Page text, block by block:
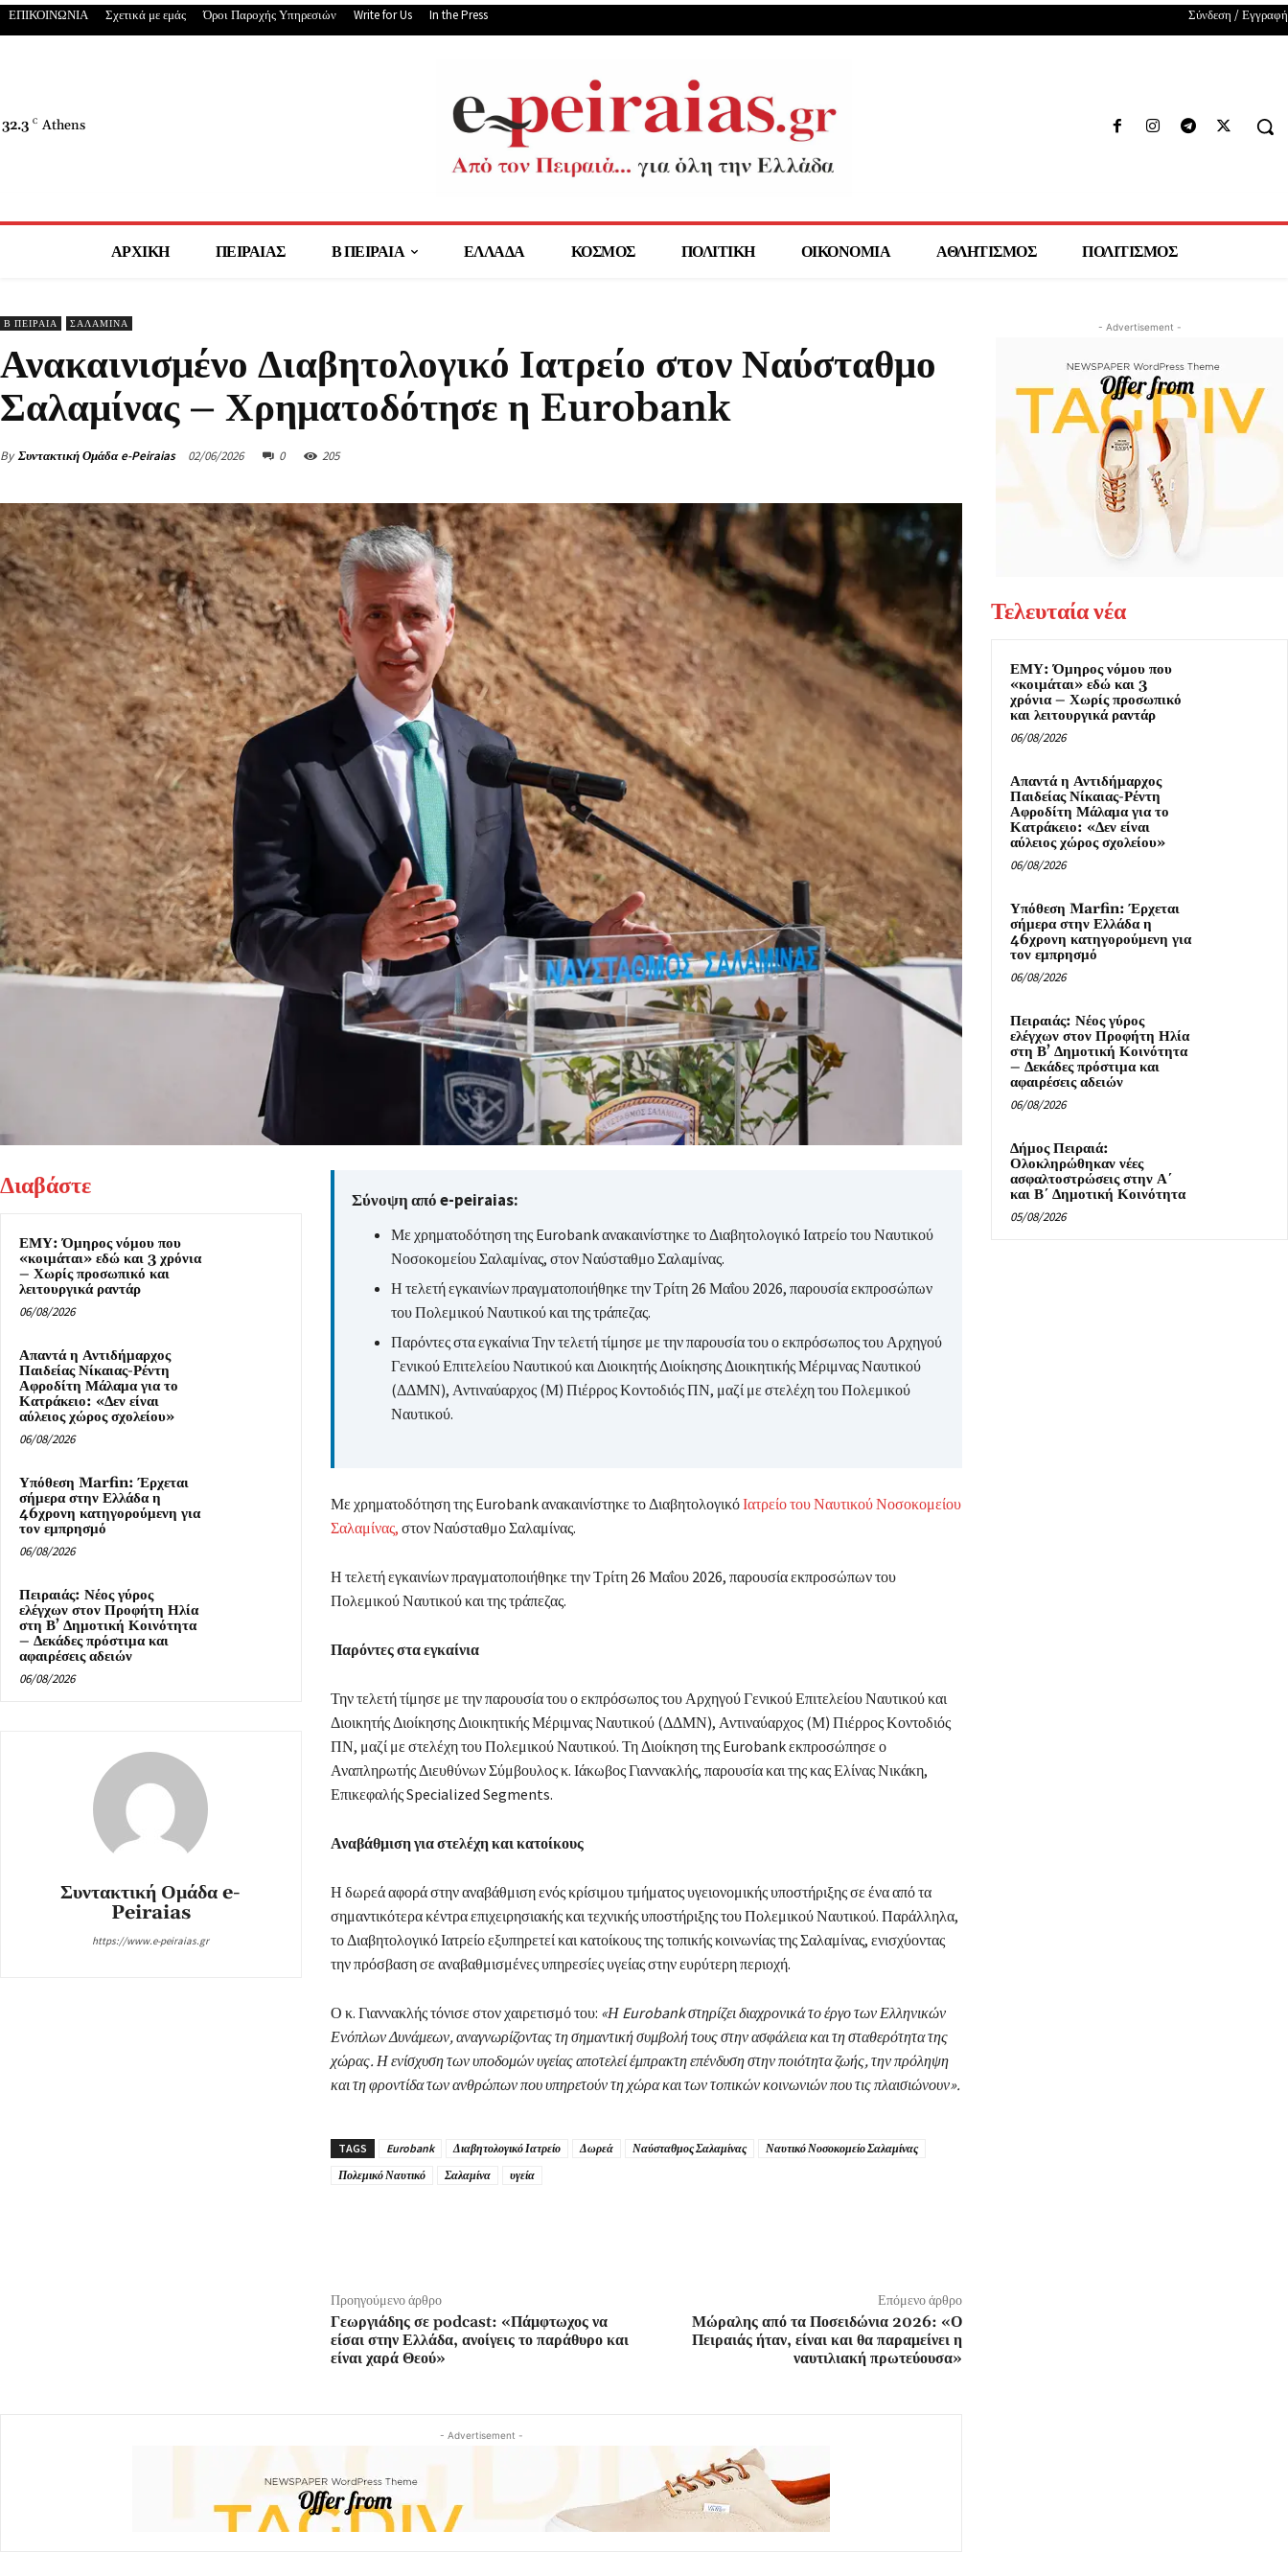
ΕΠΙΚΟΙΝΩΝΙΑ Σχετικά με εμάς Όροι Παροχής Υπηρεσιών Write for Us In the Press Σύνδεση / Εγγραφή
32.3 C Athens
ΑΡΧΙΚΗ ΠΕΙΡΑΙΑΣ Β ΠΕΙΡΑΙΑ ΕΛΛΑΔΑ ΚΟΣΜΟΣ ΠΟΛΙΤΙΚΗ ΟΙΚΟΝΟΜΙΑ ΑΘΛΗΤΙΣΜΟΣ ΠΟΛΙΤΙΣΜΟΣ
Β ΠΕΙΡΑΙΑ ΣΑΛΑΜΙΝΑ
Ανακαινισμένο Διαβητολογικό Ιατρείο στον Ναύσταθμο
Σαλαμίνας – Χρηματοδότησε η Eurobank
By Συντακτική Ομάδα e-Peiraias 02/06/2026 0 205
Διαβάστε
ΕΜΥ: Όμηρος νόμου που
«κοιμάται» εδώ και 3 χρόνια
– Χωρίς προσωπικό και
λειτουργικά ραντάρ
06/08/2026
Απαντά η Αντιδήμαρχος
Παιδείας Νίκαιας-Ρέντη
Αφροδίτη Μάλαμα για το
Κατράκειο: «Δεν είναι
αύλειος χώρος σχολείου»
06/08/2026
Υπόθεση Marfin: Έρχεται
σήμερα στην Ελλάδα η
46χρονη κατηγορούμενη για
τον εμπρησμό
06/08/2026
Πειραιάς: Νέος γύρος
ελέγχων στον Προφήτη Ηλία
στη Β’ Δημοτική Κοινότητα
– Δεκάδες πρόστιμα και
αφαιρέσεις αδειών
06/08/2026
Συντακτική Ομάδα e-
Peiraias
https://www.e-peiraias.gr
Σύνοψη από e-peiraias:
Με χρηματοδότηση της Eurobank ανακαινίστηκε το Διαβητολογικό Ιατρείο του Ναυτικού
Νοσοκομείου Σαλαμίνας, στον Ναύσταθμο Σαλαμίνας.
Η τελετή εγκαινίων πραγματοποιήθηκε την Τρίτη 26 Μαΐου 2026, παρουσία εκπροσώπων
του Πολεμικού Ναυτικού και της τράπεζας.
Παρόντες στα εγκαίνια Την τελετή τίμησε με την παρουσία του ο εκπρόσωπος του Αρχηγού
Γενικού Επιτελείου Ναυτικού και Διοικητής Διοίκησης Διοικητικής Μέριμνας Ναυτικού
(ΔΔΜΝ), Αντιναύαρχος (Μ) Πιέρρος Κοντοδιός ΠΝ, μαζί με στελέχη του Πολεμικού
Ναυτικού.
Με χρηματοδότηση της Eurobank ανακαινίστηκε το ΔιαβητολογικόΙατρείο του Ναυτικού Νοσοκομείου
Σαλαμίνας, στον Ναύσταθμο Σαλαμίνας.
Η τελετή εγκαινίων πραγματοποιήθηκε την Τρίτη 26 Μαΐου 2026, παρουσία εκπροσώπων του
Πολεμικού Ναυτικού και της τράπεζας.
Παρόντες στα εγκαίνια
Την τελετή τίμησε με την παρουσία του ο εκπρόσωπος του Αρχηγού Γενικού Επιτελείου Ναυτικού και
Διοικητής Διοίκησης Διοικητικής Μέριμνας Ναυτικού (ΔΔΜΝ), Αντιναύαρχος (Μ) Πιέρρος Κοντοδιός
ΠΝ, μαζί με στελέχη του Πολεμικού Ναυτικού. Τη Διοίκηση της Eurobank εκπροσώπησε ο
Αναπληρωτής Διευθύνων Σύμβουλος κ. Ιάκωβος Γιαννακλής, παρουσία και της κας Ελίνας Νικάκη,
Επικεφαλής Specialized Segments.
Αναβάθμιση για στελέχη και κατοίκους
Η δωρεά αφορά στην αναβάθμιση ενός κρίσιμου τμήματος υγειονομικής υποστήριξης σε ένα από τα
σημαντικότερα κέντρα επιχειρησιακής και τεχνικής υποστήριξης του Πολεμικού Ναυτικού. Παράλληλα,
το Διαβητολογικό Ιατρείο εξυπηρετεί και κατοίκους της τοπικής κοινωνίας της Σαλαμίνας, ενισχύοντας
την πρόσβαση σε αναβαθμισμένες υπηρεσίες υγείας στην ευρύτερη περιοχή.
Ο κ. Γιαννακλής τόνισε στον χαιρετισμό του: «Η Eurobank στηρίζει διαχρονικά το έργο των Ελληνικών
Ενόπλων Δυνάμεων, αναγνωρίζοντας τη σημαντική συμβολή τους στην ασφάλεια και τη σταθερότητα της
χώρας. Η ενίσχυση των υποδομών υγείας αποτελεί έμπρακτη επένδυση στην ποιότητα ζωής, την πρόληψη
και τη φροντίδα των ανθρώπων που υπηρετούν τη χώρα και των τοπικών κοινωνιών που τις πλαισιώνουν».
TAGS Eurobank Διαβητολογικό Ιατρείο Δωρεά Ναύσταθμος Σαλαμίνας
Ναυτικό Νοσοκομείο Σαλαμίνας
Πολεμικό Ναυτικό
Σαλαμίνα υγεία
Προηγούμενο άρθρο
Γεωργιάδης σε podcast: «Πάμφτωχος να
είσαι στην Ελλάδα, ανοίγεις το παράθυρο και
είναι χαρά Θεού»
Επόμενο άρθρο
Μώραλης από τα Ποσειδώνια 2026: «Ο
Πειραιάς ήταν, είναι και θα παραμείνει η
ναυτιλιακή πρωτεύουσα»
- Advertisement -
- Advertisement -
Τελευταία νέα
ΕΜΥ: Όμηρος νόμου που
«κοιμάται» εδώ και 3
χρόνια – Χωρίς προσωπικό
και λειτουργικά ραντάρ
06/08/2026
Απαντά η Αντιδήμαρχος
Παιδείας Νίκαιας-Ρέντη
Αφροδίτη Μάλαμα για το
Κατράκειο: «Δεν είναι
αύλειος χώρος σχολείου»
06/08/2026
Υπόθεση Marfin: Έρχεται
σήμερα στην Ελλάδα η
46χρονη κατηγορούμενη για
τον εμπρησμό
06/08/2026
Πειραιάς: Νέος γύρος
ελέγχων στον Προφήτη Ηλία
στη Β’ Δημοτική Κοινότητα
– Δεκάδες πρόστιμα και
αφαιρέσεις αδειών
06/08/2026
Δήμος Πειραιά:
Ολοκληρώθηκαν νέες
ασφαλτοστρώσεις στην Α΄
και Β΄ Δημοτική Κοινότητα
05/08/2026